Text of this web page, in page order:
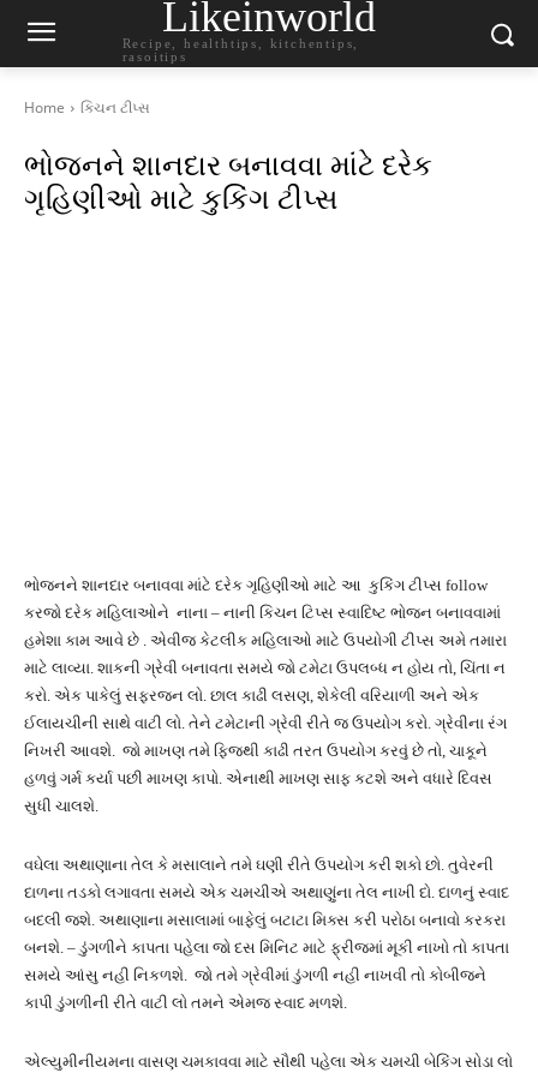
Likeinworld
Recipe, healthtips, kitchentips,
rasoitips
Home કિચન ટીપ્સ
ભોજનને શાનદાર બનાવવા માંટે દરેક
ગૃહિણીઓ માટે કુકિંગ ટીપ્સ
ભોજનને શાનદાર બનાવવા માંટે દરેક ગૃહિણીઓ માટે આ કુકિંગ ટીપ્સ follow
કરજો દરેક મહિલાઓને નાના – નાની કિચન ટિપ્સ સ્વાદિષ્ટ ભોજન બનાવવામાં
હમેશા કામ આવે છે . એવીજ કેટલીક મહિલાઓ માટે ઉપયોગી ટીપ્સ અમે તમારા
માટે લાવ્યા. શાકની ગ્રેવી બનાવતા સમયે જો ટમેટા ઉપલબ્ધ ન હોય તો, ચિંતા ન
કરો. એક પાકેલું સફરજન લો. છાલ કાઢી લસણ, શેકેલી વરિયાળી અને એક
ઈલાયચીની સાથે વાટી લો. તેને ટમેટાની ગ્રેવી રીતે જ ઉપયોગ કરો. ગ્રેવીના રંગ
નિખરી આવશે. જો માખણ તમે ફિજથી કાઢી તરત ઉપયોગ કરવું છે તો, ચાકૂને
હળવું ગર્મ કર્યા પછી માખણ કાપો. એનાથી માખણ સાફ કટશે અને વધારે દિવસ
સુધી ચાલશે.
વઘેલા અથાણાના તેલ કે મસાલાને તમે ઘણી રીતે ઉપયોગ કરી શકો છો. તુવેરની
દાળના તડકો લગાવતા સમયે એક ચમચીએ અથાણુંના તેલ નાખી દો. દાળનું સ્વાદ
બદલી જશે. અથાણાના મસાલામાં બાફેલું બટાટા મિક્સ કરી પરોઠા બનાવો કરકરા
બનશે. – ડુંગળીને કાપતા પહેલા જો દસ મિનિટ માટે ફ્રીજમાં મૂકી નાખો તો કાપતા
સમયે આંસુ નહી નિકળશે. જો તમે ગ્રેવીમાં ડુંગળી નહી નાખવી તો કોબીજને
કાપી ડુંગળીની રીતે વાટી લો તમને એમજ સ્વાદ મળશે.
એલ્યુમીનીયમના વાસણ ચમકાવવા માટે સૌથી પહેલા એક ચમચી બેકિંગ સોડા લો